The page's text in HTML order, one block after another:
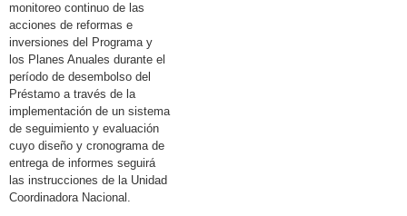
monitoreo continuo de las
acciones de reformas e
inversiones del Programa y
los Planes Anuales durante el
período de desembolso del
Préstamo a través de la
implementación de un sistema
de seguimiento y evaluación
cuyo diseño y cronograma de
entrega de informes seguirá
las instrucciones de la Unidad
Coordinadora Nacional.